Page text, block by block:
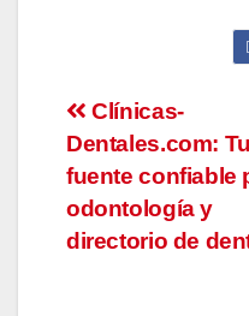
de
entradas
Clínicas-
Dentales.com: Tu
fuente confiable
odontología y
directorio de